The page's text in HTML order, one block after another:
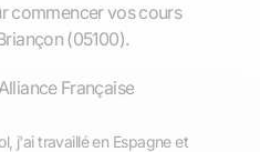
commencer vos cours
(05100).
Française
j'ai travaillé en Espagne et